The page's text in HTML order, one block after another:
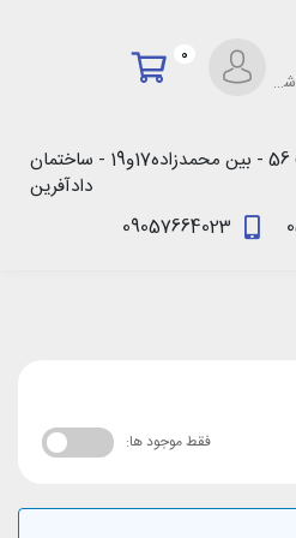
لطفا وارد حساب خود شوید!
0
مشهد - ابوطالب 56 - بین محمدزاده17و19 - ساختمان
دادآفرین
09057664023
فقط موجود ها: